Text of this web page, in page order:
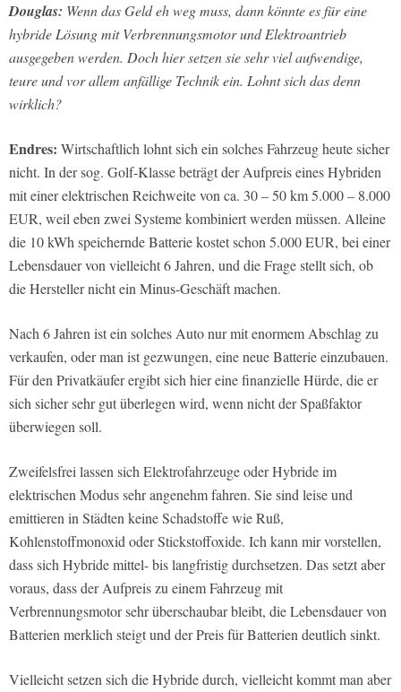
Douglas: Wenn das Geld eh weg muss, dann könnte es für eine
hybride Lösung mit Verbrennungsmotor und Elektroantrieb
ausgegeben werden. Doch hier setzen sie sehr viel aufwendige,
teure und vor allem anfällige Technik ein. Lohnt sich das denn
wirklich?
Endres: Wirtschaftlich lohnt sich ein solches Fahrzeug heute sicher
nicht. In der sog. Golf-Klasse beträgt der Aufpreis eines Hybriden
mit einer elektrischen Reichweite von ca. 30 – 50 km 5.000 – 8.000
EUR, weil eben zwei Systeme kombiniert werden müssen. Alleine
die 10 kWh speichernde Batterie kostet schon 5.000 EUR, bei einer
Lebensdauer von vielleicht 6 Jahren, und die Frage stellt sich, ob
die Hersteller nicht ein Minus-Geschäft machen.
Nach 6 Jahren ist ein solches Auto nur mit enormem Abschlag zu
verkaufen, oder man ist gezwungen, eine neue Batterie einzubauen.
Für den Privatkäufer ergibt sich hier eine finanzielle Hürde, die er
sich sicher sehr gut überlegen wird, wenn nicht der Spaßfaktor
überwiegen soll.
Zweifelsfrei lassen sich Elektrofahrzeuge oder Hybride im
elektrischen Modus sehr angenehm fahren. Sie sind leise und
emittieren in Städten keine Schadstoffe wie Ruß,
Kohlenstoffmonoxid oder Stickstoffoxide. Ich kann mir vorstellen,
dass sich Hybride mittel- bis langfristig durchsetzen. Das setzt aber
voraus, dass der Aufpreis zu einem Fahrzeug mit
Verbrennungsmotor sehr überschaubar bleibt, die Lebensdauer von
Batterien merklich steigt und der Preis für Batterien deutlich sinkt.
Vielleicht setzen sich die Hybride durch, vielleicht kommt man aber